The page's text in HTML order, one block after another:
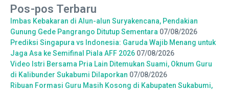
Pos-pos Terbaru
Imbas Kebakaran di Alun-alun Suryakencana, Pendakian
Gunung Gede Pangrango Ditutup Sementara 07/08/2026
Prediksi Singapura vs Indonesia: Garuda Wajib Menang untuk
Jaga Asa ke Semifinal Piala AFF 2026 07/08/2026
Video Istri Bersama Pria Lain Ditemukan Suami, Oknum Guru
di Kalibunder Sukabumi Dilaporkan 07/08/2026
Ribuan Formasi Guru Masih Kosong di Kabupaten Sukabumi,